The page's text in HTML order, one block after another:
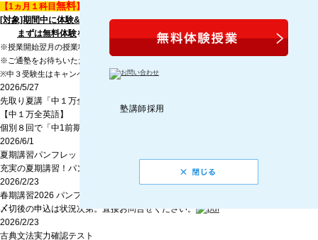
塾講師採用
【1ヵ月１科目 無料】
[対象]期間中に体験&ご入塾の中１生-高２生
まずは無料体験をご予約ください。
※授業開始翌月の授業料（個別指導）が対象です
※ご通塾をお待ちいただく場合がございます
※中３受験生はキャンペン対象外・入塾受付８月まで
2026/5/27
先取り夏講「中１万全英語」６月開始
【中１万全英語】
個別８回で「中1前期の文法」の要点を学ぶ
2026/6/1
夏期講習パンフレット
充実の夏期講習！パンフレットは６月中旬アップ予定
2026/2/23
春期講習2026 パンフレット
〆切後の申込は状況次第。直接お問合せください。
2026/2/23
古典文法実力確認テスト